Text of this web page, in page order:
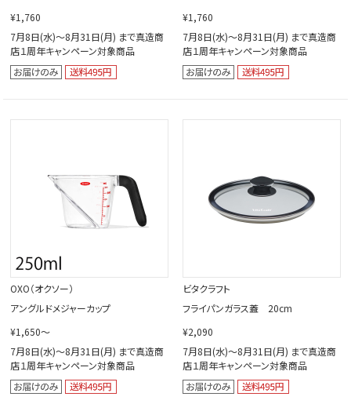
¥1,760
7月8日(水)～8月31日(月) まで真造商
店１周年キャンペーン対象商品
¥1,760
7月8日(水)～8月31日(月) まで真造商
店１周年キャンペーン対象商品
OXO（オクソー）
アングルドメジャーカップ
¥1,650～
7月8日(水)～8月31日(月) まで真造商
店１周年キャンペーン対象商品
ビタクラフト
フライパンガラス蓋 20cm
¥2,090
7月8日(水)～8月31日(月) まで真造商
店１周年キャンペーン対象商品